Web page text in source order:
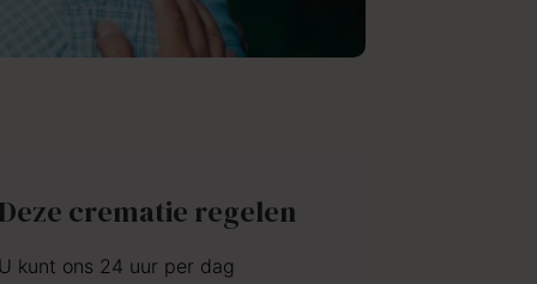
crematie regelen
kunt ons 24 uur per dag